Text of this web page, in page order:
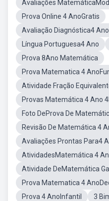
Avaliações
Prova Online 4 AnoGratis
Avaliação Diagnóstica4
Língua Portuguesa4 Ano
Prova 8Ano Matemática
Prova Matematica 4
Atividade Fração
Provas Matemática 4 Ano
Foto DeProva De
Revisão De Matemática 4
Avaliações Prontas Para4
AtividadesMatemática 4
Atividade DeMatemática
Prova Matematica 4
Prova 4 AnoInfantil
3